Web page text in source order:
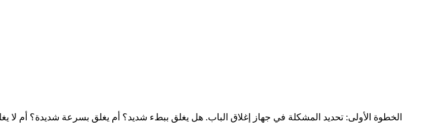
الخطوة الأولى: تحديد المشكلة في جهاز إغلاق الباب. هل يغلق ببطء شديد؟ أم يغلق بسرعة شديدة؟ أم لا